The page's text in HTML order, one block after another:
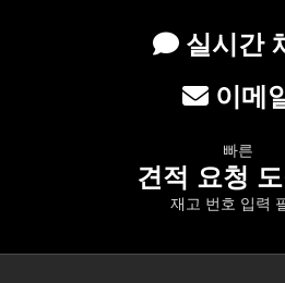
실시간
이메
빠른
견적 요청
재고 번호 입력